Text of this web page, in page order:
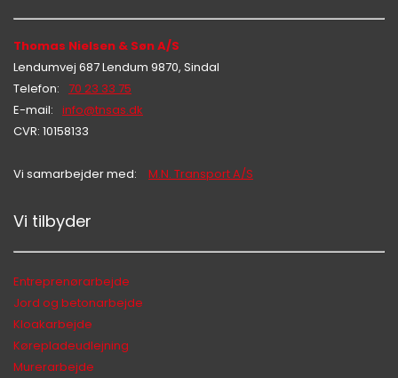
Thomas Nielsen & Søn A/S
Lendumvej 687 Lendum 9870, Sindal
Telefon: 70 23 33 75
E-mail: info@tnsas.dk
CVR: 10158133
Vi samarbejder med: M.N. Transport A/S
Vi tilbyder
Entreprenørarbejde
Jord og betonarbejde
Kloakarbejde
Kørepladeudlejning
Murerarbejde
Hej 👋
Hvordan kan vi hjælpe?
Har du et spørgsmål? Start en ny samtale